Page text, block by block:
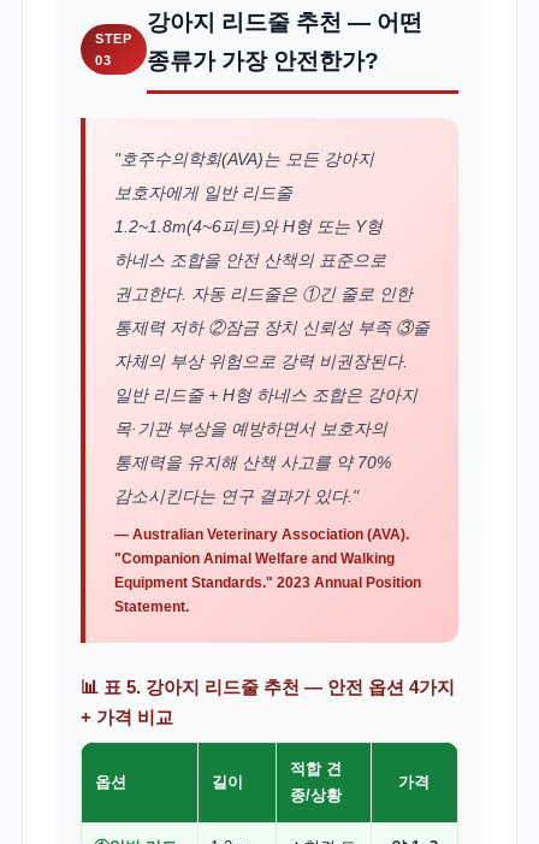
STEP
03
강아지 리드줄 추천 — 어떤
종류가 가장 안전한가?
"호주수의학회(AVA)는 모든 강아지
보호자에게 일반 리드줄
1.2~1.8m(4~6피트)와 H형 또는 Y형
하네스 조합을 안전 산책의 표준으로
권고한다. 자동 리드줄은 ①긴 줄로 인한
통제력 저하 ②잠금 장치 신뢰성 부족 ③줄
자체의 부상 위험으로 강력 비권장된다.
일반 리드줄 + H형 하네스 조합은 강아지
목·기관 부상을 예방하면서 보호자의
통제력을 유지해 산책 사고를 약 70%
감소시킨다는 연구 결과가 있다."
— Australian Veterinary Association (AVA).
"Companion Animal Welfare and Walking
Equipment Standards." 2023 Annual Position
Statement.
📊 표 5. 강아지 리드줄 추천 — 안전 옵션 4가지
+ 가격 비교
옵션 길이
적합 견
종/상황
가격